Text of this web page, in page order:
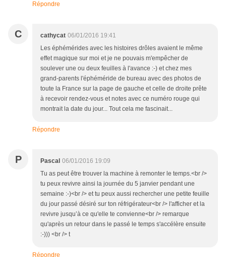
Répondre
C cathycat 06/01/2016 19:41
Les éphémérides avec les histoires drôles avaient le même
effet magique sur moi et je ne pouvais m'empêcher de
soulever une ou deux feuilles à l'avance :-) et chez mes
grand-parents l'éphéméride de bureau avec des photos de
toute la France sur la page de gauche et celle de droite prête
à recevoir rendez-vous et notes avec ce numéro rouge qui
montrait la date du jour... Tout cela me fascinait...
Répondre
P Pascal 06/01/2016 19:09
Tu as peut être trouver la machine à remonter le temps.<br />
tu peux revivre ainsi la journée du 5 janvier pendant une
semaine :-)<br /> et tu peux aussi rechercher une petite feuille
du jour passé désiré sur ton réfrigérateur<br /> l'afficher et la
revivre jusqu’à ce qu'elle te convienne<br /> remarque
qu'après un retour dans le passé le temps s'accélère ensuite
:-))) <br /> t
Répondre